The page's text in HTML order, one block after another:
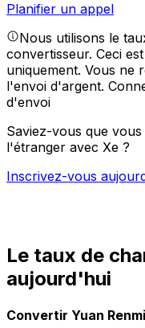
Planifier un appel
Nous utilisons le
convertisseur. Ceci
uniquement. Vous ne
l'envoi d'argent.
d'envoi
Saviez-vous que
l'étranger avec Xe ?
Inscrivez-vous
Le taux de
aujourd'hui
Convertir Yuan